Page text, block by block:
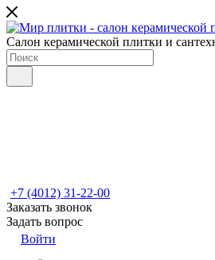
Салон керамической плитки и
+7 (4012) 31-22-00
Заказать звонок
Задать вопрос
Войти